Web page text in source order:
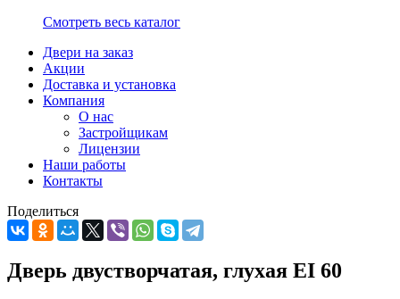
Смотреть весь каталог
Двери на заказ
Акции
Доставка и установка
Компания
О нас
Застройщикам
Лицензии
Наши работы
Контакты
Поделиться
Дверь двустворчатая, глухая EI 60